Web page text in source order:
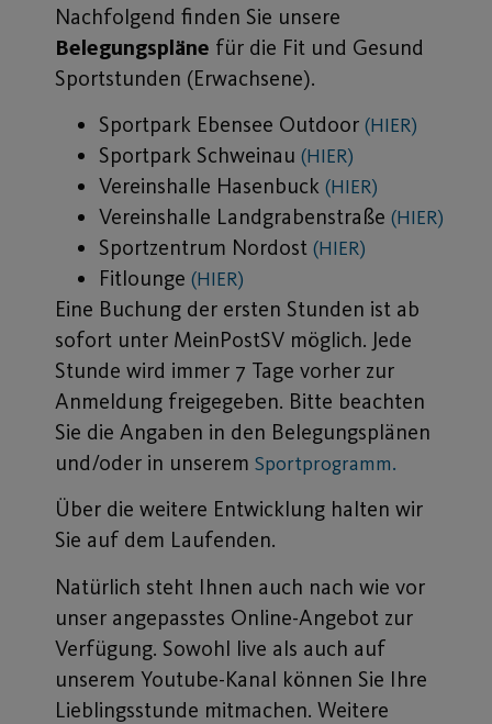
Nachfolgend finden Sie unsere
Belegungspläne für die Fit und Gesund
Sportstunden (Erwachsene).
Sportpark Ebensee Outdoor (HIER)
Sportpark Schweinau (HIER)
Vereinshalle Hasenbuck (HIER)
Vereinshalle Landgrabenstraße (HIER)
Sportzentrum Nordost (HIER)
Fitlounge (HIER)
Eine Buchung der ersten Stunden ist ab
sofort unter MeinPostSV möglich. Jede
Stunde wird immer 7 Tage vorher zur
Anmeldung freigegeben. Bitte beachten
Sie die Angaben in den Belegungsplänen
und/oder in unserem Sportprogramm.
Über die weitere Entwicklung halten wir
Sie auf dem Laufenden.
Natürlich steht Ihnen auch nach wie vor
unser angepasstes Online-Angebot zur
Verfügung. Sowohl live als auch auf
unserem Youtube-Kanal können Sie Ihre
Lieblingsstunde mitmachen. Weitere